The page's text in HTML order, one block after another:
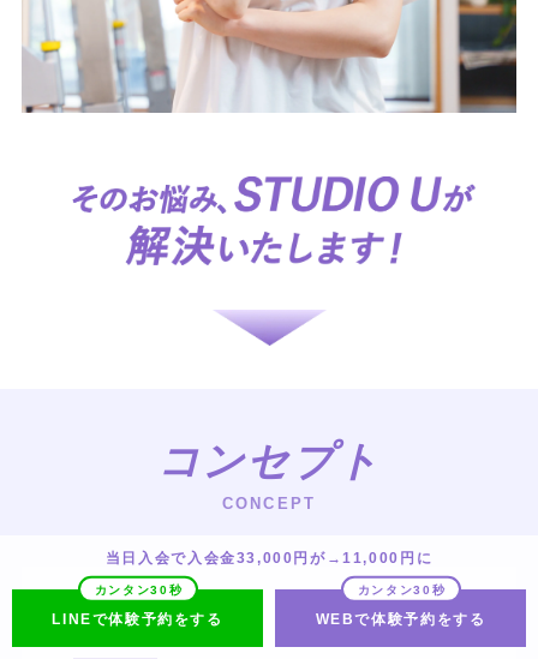
コンセプト
CONCEPT
POINT 01
当日入会で入会金33,000円が→11,000円に
LINEで体験予約をする WEBで体験予約をする